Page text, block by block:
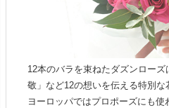
12本のバラを束ねたダズンロー
敬」など12の想いを伝える特別な
ヨーロッパではプロポーズにも